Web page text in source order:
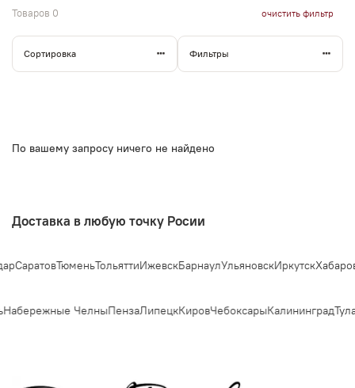
Товаров 0 очистить фильтр
Сортировка Фильтры
По вашему запросу ничего не найдено
Доставка в любую точку Росии
СаратовТюменьТольяттиИжевскБарнаулУльяновскИркутск
Набережные ЧелныПензаЛипецкКировЧебоксарыКалининградТула